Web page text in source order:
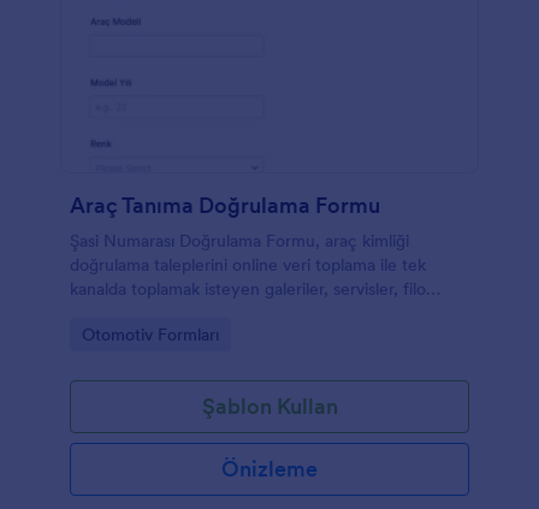
Araç Tanıma Doğrulama Formu
Şasi Numarası Doğrulama Formu, araç kimliği
doğrulama taleplerini online veri toplama ile tek
kanalda toplamak isteyen galeriler, servisler, filo
Go to Category:
Otomotiv Formları
Şablon Kullan
Önizleme